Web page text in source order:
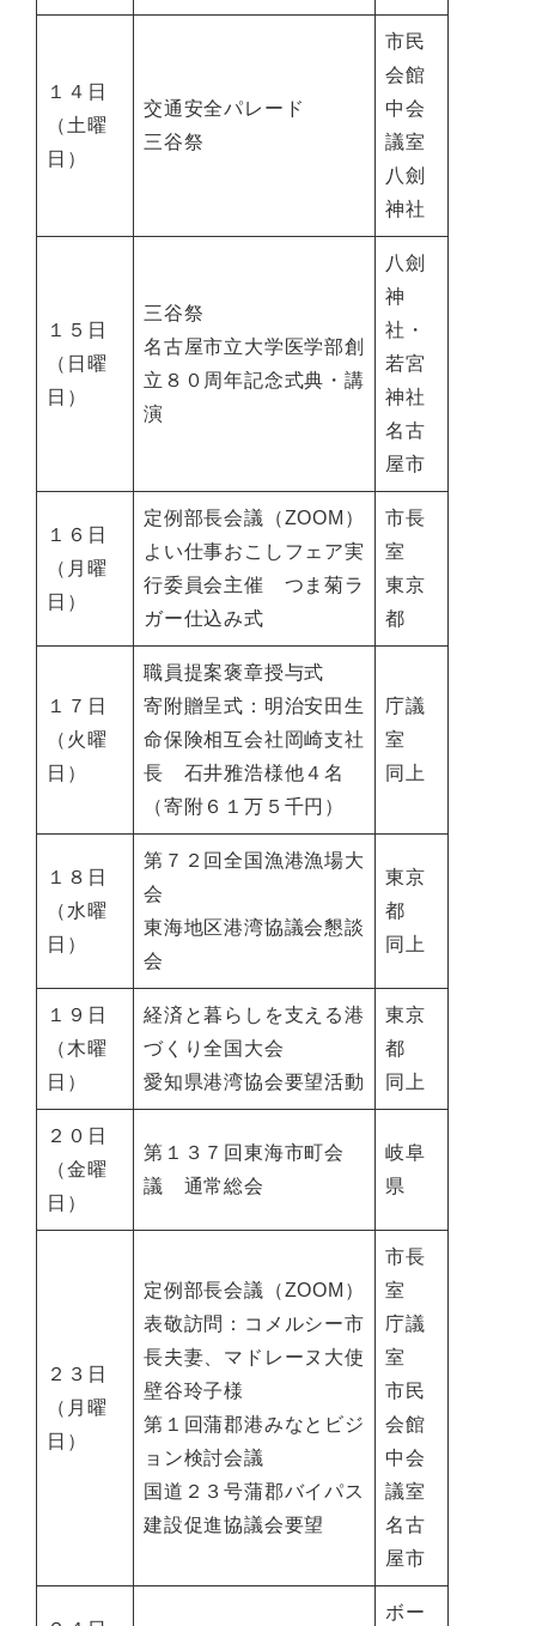
１４日
（土曜
日）
交通安全パレード
三谷祭
市民
会館
中会
議室
八劍
神社
１５日
（日曜
日）
三谷祭
名古屋市立大学医学部創
立８０周年記念式典・講
演
八劍
神
社・
若宮
神社
名古
屋市
１６日
（月曜
日）
定例部長会議（ZOOM）
よい仕事おこしフェア実
行委員会主催 つま菊ラ
ガー仕込み式
市長
室
東京
都
１７日
（火曜
日）
職員提案褒章授与式
寄附贈呈式：明治安田生
命保険相互会社岡崎支社
長 石井雅浩様他４名
（寄附６１万５千円）
庁議
室
同上
１８日
（水曜
日）
第７２回全国漁港漁場大
会
東海地区港湾協議会懇談
会
東京
都
同上
１９日
（木曜
日）
経済と暮らしを支える港
づくり全国大会
愛知県港湾協会要望活動
東京
都
同上
２０日
（金曜
日）
第１３７回東海市町会
議 通常総会
岐阜
県
２３日
（月曜
日）
定例部長会議（ZOOM）
表敬訪問：コメルシー市
長夫妻、マドレーヌ大使
壁谷玲子様
第１回蒲郡港みなとビジ
ョン検討会議
国道２３号蒲郡バイパス
建設促進協議会要望
市長
室
庁議
室
市民
会館
中会
議室
名古
屋市
ボー